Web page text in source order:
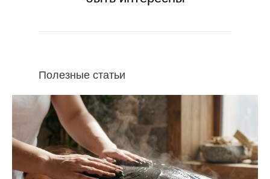
Полезные статьи